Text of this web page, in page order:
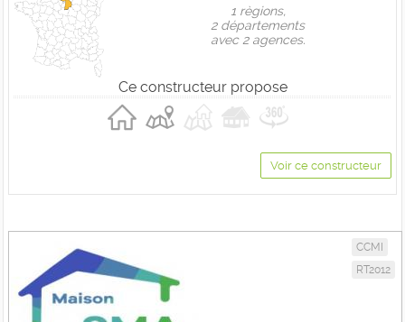
1 règions,
2 départements
avec 2 agences.
Ce constructeur propose
Voir ce constructeur
CCMI
RT2012